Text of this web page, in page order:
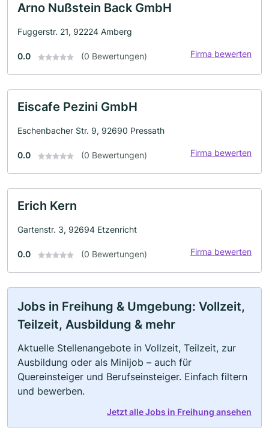
Arno Nußstein Back GmbH
Fuggerstr. 21, 92224 Amberg
0.0 (0 Bewertungen) Firma bewerten
Eiscafe Pezini GmbH
Eschenbacher Str. 9, 92690 Pressath
0.0 (0 Bewertungen) Firma bewerten
Erich Kern
Gartenstr. 3, 92694 Etzenricht
0.0 (0 Bewertungen) Firma bewerten
Jobs in Freihung & Umgebung: Vollzeit,
Teilzeit, Ausbildung & mehr
Aktuelle Stellenangebote in Vollzeit, Teilzeit, zur
Ausbildung oder als Minijob – auch für
Quereinsteiger und Berufseinsteiger. Einfach filtern
und bewerben.
Jetzt alle Jobs in Freihung ansehen